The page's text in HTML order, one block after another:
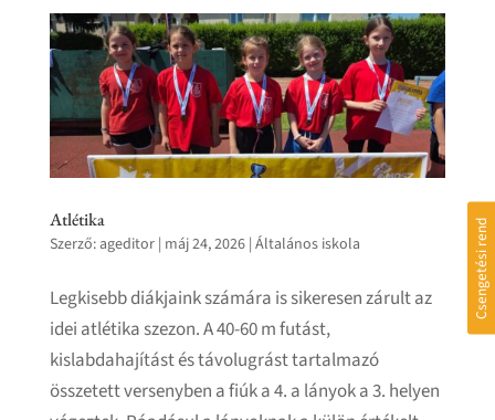
Atlétika
Szerző:ageditor| máj 24, 2026| Általános iskola
Legkisebb diákjaink számára is sikeresen zárult az
idei atlétika szezon. A 40-60 m futást,
kislabdahajítást és távolugrást tartalmazó
összetett versenyben a fiúk a 4. a lányok a 3. helyen
Csengetési rend